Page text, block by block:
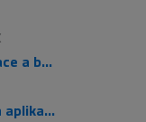
Jak sjednotit fotky, ilustrace a bannery na webu
Bezpečnostní dluh webů a aplikací: Tichý problém, který se dřív nebo později vrátí